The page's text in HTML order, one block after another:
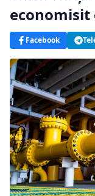
economisit
Facebook